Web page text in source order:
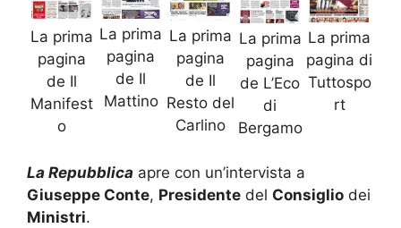
La prima
pagina
de Il
Manifest
o
La prima
pagina
de Il
Mattino
La prima
pagina
de Il
Resto del
Carlino
La prima
pagina
de L’Eco
di
Bergamo
La prima
pagina di
Tuttospo
rt
La Repubblica apre con un’intervista a
Giuseppe Conte, Presidente del Consiglio dei
Ministri.